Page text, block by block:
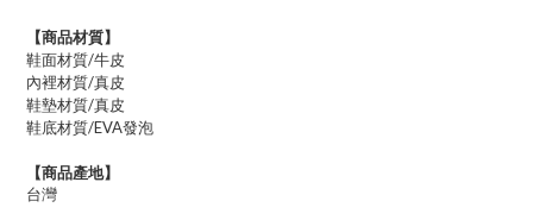
【商品材質】
鞋面材質/牛皮
內裡材質/真皮
鞋墊材質/真皮
鞋底材質/EVA發泡
【商品產地】
台灣